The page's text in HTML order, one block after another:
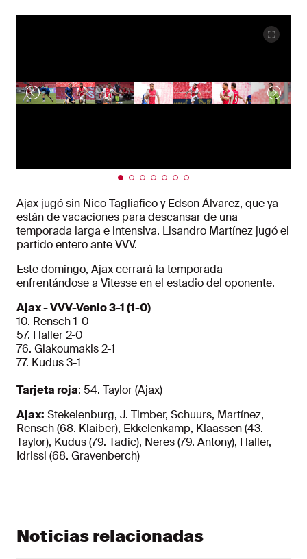
Ajax jugó sin Nico Tagliafico y Edson Álvarez, que ya
están de vacaciones para descansar de una
temporada larga e intensiva. Lisandro Martínez jugó el
partido entero ante VVV.
Este domingo, Ajax cerrará la temporada
enfrentándose a Vitesse en el estadio del oponente.
Ajax - VVV-Venlo 3-1 (1-0)
10. Rensch 1-0
57. Haller 2-0
76. Giakoumakis 2-1
77. Kudus 3-1
Tarjeta roja: 54. Taylor (Ajax)
Ajax: Stekelenburg, J. Timber, Schuurs, Martínez,
Rensch (68. Klaiber), Ekkelenkamp, Klaassen (43.
Taylor), Kudus (79. Tadic), Neres (79. Antony), Haller,
Idrissi (68. Gravenberch)
Noticias relacionadas